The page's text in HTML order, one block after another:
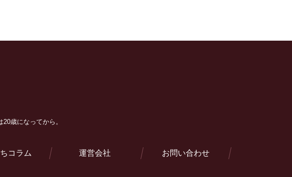
20歳になってから。
コラム 運営会社 お問い合わせ